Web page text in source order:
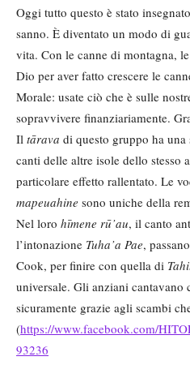
Oggi tutto questo è stato
sanno. È diventato un modo di
vita. Con le canne di montagna,
Dio per aver fatto crescere le
Morale: usate ciò che è sulle
sopravvivere finanziariamente.
Il tārava di questo gruppo ha
canti delle altre isole dello stesso
particolare effetto rallentato. Le
mapeuahine sono uniche della
Nel loro hīmene rū’au, il canto
l’intonazione Tuha’a Pae,
Cook, per finire con quella di
universale. Gli anziani
sicuramente grazie agli scambi
(https://www.facebook.com/
93236